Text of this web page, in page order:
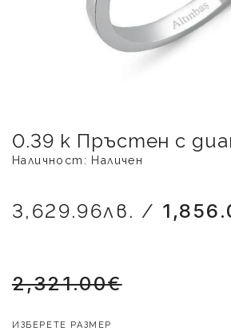
0.39 к Пръстен с
Наличност: Наличен
3,629.96лв. /
2,321.00€
ИЗБЕРЕТЕ РАЗМЕР